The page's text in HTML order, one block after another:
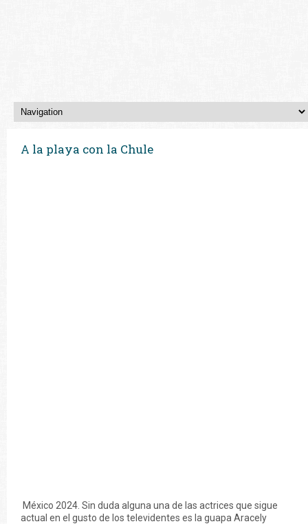
A la playa con la Chule
México 2024. Sin duda alguna una de las actrices que sigue
actual en el gusto de los televidentes es la guapa Aracely